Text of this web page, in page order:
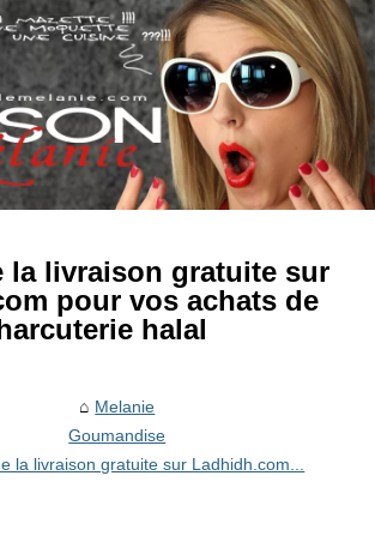
la livraison gratuite sur
pour vos achats de
halal
Melanie
Goumandise
la livraison gratuite sur Ladhidh.com...